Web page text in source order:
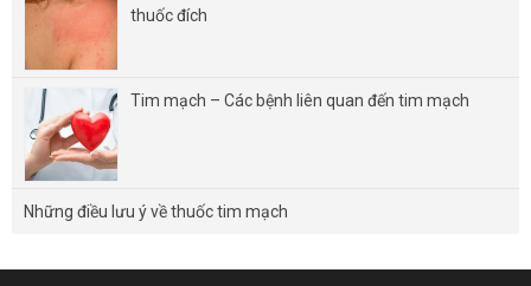
thuốc đích
Tim mạch – Các bệnh liên quan đến tim mạch
Những điều lưu ý về thuốc tim mạch